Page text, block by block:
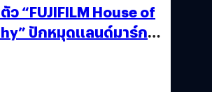
“FUJIFILM House of
ปักหมุดแลนด์มาร์ก